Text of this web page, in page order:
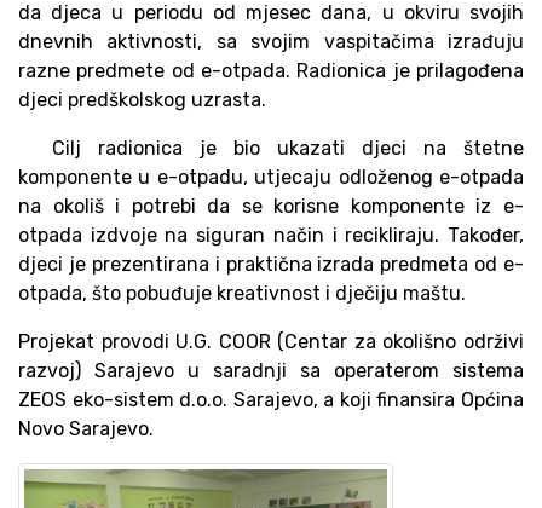
da djeca u periodu od mjesec dana, u okviru svojih
dnevnih aktivnosti, sa svojim vaspitačima izrađuju
razne predmete od e-otpada. Radionica je prilagođena
djeci predškolskog uzrasta.
Cilj radionica je bio ukazati djeci na štetne
komponente u e-otpadu, utjecaju odloženog e-otpada
na okoliš i potrebi da se korisne komponente iz e-
otpada izdvoje na siguran način i recikliraju. Također,
djeci je prezentirana i praktična izrada predmeta od e-
otpada, što pobuđuje kreativnost i dječiju maštu.
Projekat provodi U.G. COOR (Centar za okolišno održivi
razvoj) Sarajevo u saradnji sa operaterom sistema
ZEOS eko-sistem d.o.o. Sarajevo, a koji finansira Općina
Novo Sarajevo.